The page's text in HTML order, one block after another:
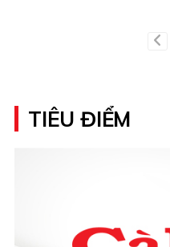
TIÊU ĐIỂM